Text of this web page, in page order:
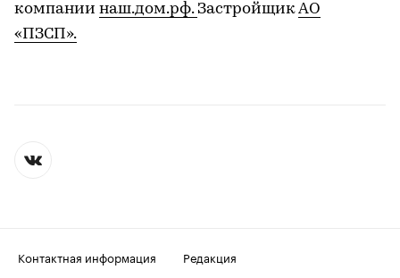
компании наш.дом.рф. ЗастройщикАО
«ПЗСП».
Контактная информация
Редакция